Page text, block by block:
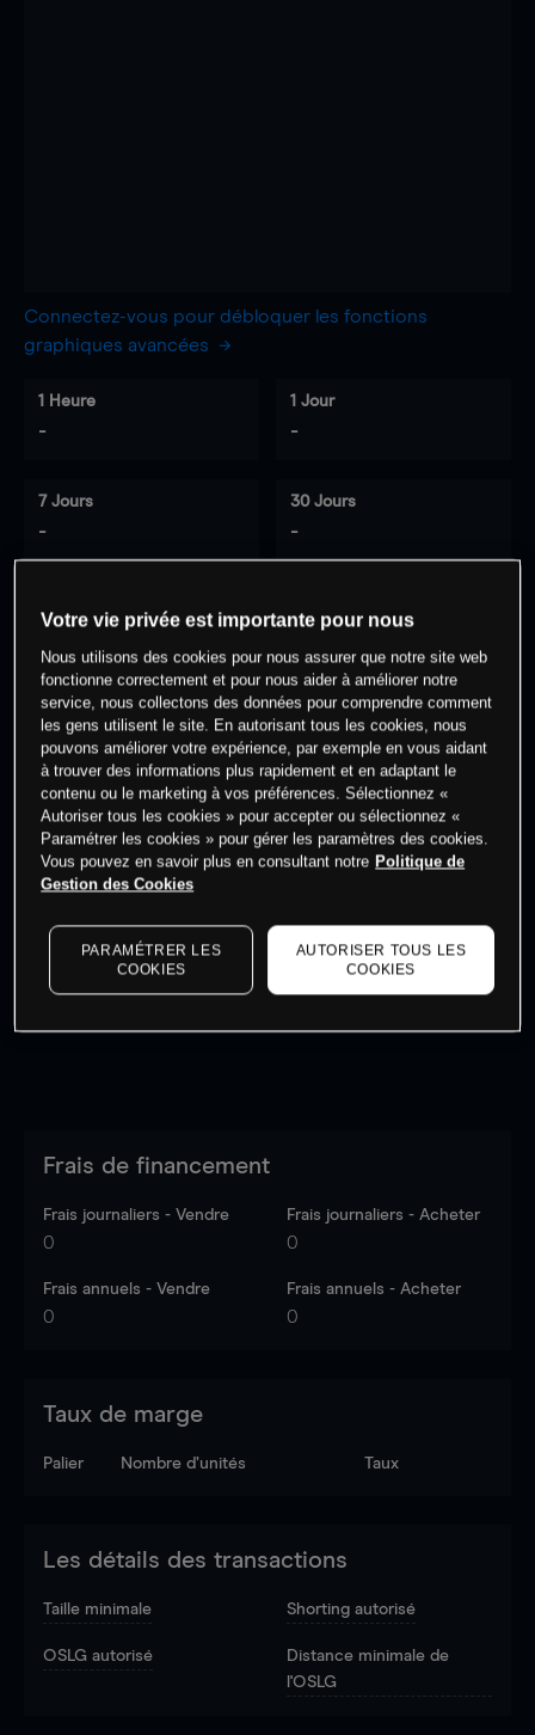
Connectez-vous pour débloquer les fonctions
graphiques avancées
1 Heure
-
1 Jour
-
7 Jours
-
30 Jours
-
0 % des clients ont une position à
cet actif
Commencez à trader
dernières données du marché.Log into see latest
market data
Frais de financement
Frais journaliers - Vendre
0
Frais journaliers - Acheter
0
Frais annuels - Vendre
0
Frais annuels - Acheter
0
Taux de marge
Palier Nombre d’unités Taux
Les détails des transactions
Taille minimale Shorting autorisé
OSLG autorisé
Distance minimale de
l'OSLG
Votre vie privée est importante pour nous
Nous utilisons des cookies pour nous assurer que notre site web
fonctionne correctement et pour nous aider à améliorer notre
service, nous collectons des données pour comprendre comment
les gens utilisent le site. En autorisant tous les cookies, nous
pouvons améliorer votre expérience, par exemple en vous aidant
à trouver des informations plus rapidement et en adaptant le
contenu ou le marketing à vos préférences. Sélectionnez «
Autoriser tous les cookies » pour accepter ou sélectionnez «
Paramétrer les cookies » pour gérer les paramètres des cookies.
Vous pouvez en savoir plus en consultant notre Politique de
Gestion des Cookies
PARAMÉTRER LES
COOKIES
AUTORISER TOUS LES
COOKIES